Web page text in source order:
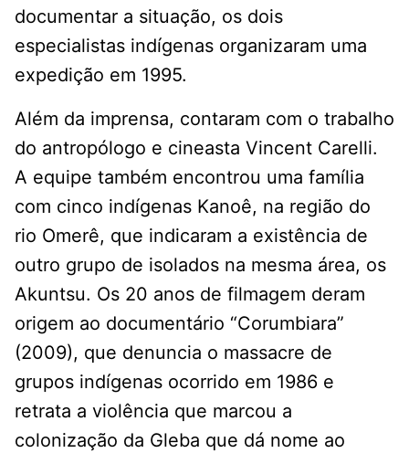
documentar a situação, os dois
especialistas indígenas organizaram uma
expedição em 1995.
Além da imprensa, contaram com o trabalho
do antropólogo e cineasta Vincent Carelli.
A equipe também encontrou uma família
com cinco indígenas Kanoê, na região do
rio Omerê, que indicaram a existência de
outro grupo de isolados na mesma área, os
Akuntsu. Os 20 anos de filmagem deram
origem ao documentário “Corumbiara”
(2009), que denuncia o massacre de
grupos indígenas ocorrido em 1986 e
retrata a violência que marcou a
colonização da Gleba que dá nome ao